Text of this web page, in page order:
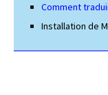
Comment
Installation de